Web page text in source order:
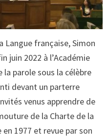
Langue française, Simon
juin 2022 à l’Académie
la parole sous la célèbre
devant un parterre
venus apprendre de
de la Charte de la
1977 et revue par son